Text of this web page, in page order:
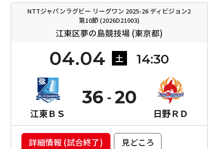
NTTジャパンラグビー リーグワン 2025-26 ディビジョン2
第10節 (2026D21003)
江東区夢の島競技場 (東京都)
04.04 土 14:30
江東ＢＳ
36
日野ＲＤ
20
詳細情報 (試合終了)
見どころ